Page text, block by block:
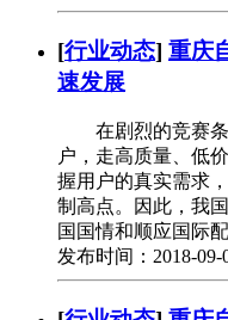
[行业动态] 重庆
速发展
在剧烈的竞赛条
户，走高质量、低
握用户的真实需求
制高点。因此，我
国国情和顺应国
发布时间：2018-